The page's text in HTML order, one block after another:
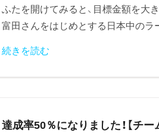
ふたを開けてみると、目標金額を大
富田さんをはじめとする日本中のラ
続きを読む
達成率50％になりました！【チー